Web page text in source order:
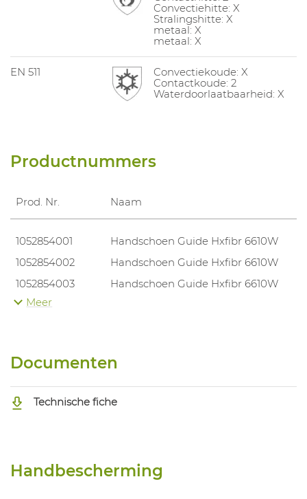
Convectiehitte: X
Stralingshitte: X
metaal: X
metaal: X
EN 511
Convectiekoude: X
Contactkoude: 2
Waterdoorlaatbaarheid: X
Productnummers
Prod. Nr. Naam
1052854001
Handschoen Guide Hxfibr 6610W
1052854002
Handschoen Guide Hxfibr 6610W
1052854003
Handschoen Guide Hxfibr 6610W
1052854004
Meer
Documenten
Technische fiche
Handbescherming